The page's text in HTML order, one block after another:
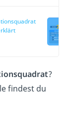
?
findest du